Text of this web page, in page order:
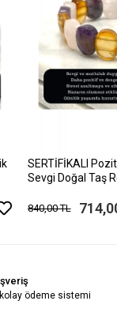
SERTİFİKALI
Sevgi Doğal Taş
840,00 TL
ödeme sistemi